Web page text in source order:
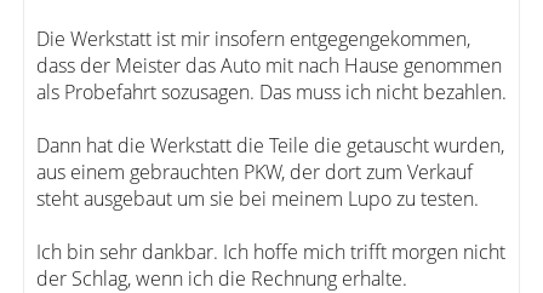
Die Werkstatt ist mir insofern entgegengekommen,
dass der Meister das Auto mit nach Hause genommen
als Probefahrt sozusagen. Das muss ich nicht bezahlen.
Dann hat die Werkstatt die Teile die getauscht wurden,
aus einem gebrauchten PKW, der dort zum Verkauf
steht ausgebaut um sie bei meinem Lupo zu testen.
Ich bin sehr dankbar. Ich hoffe mich trifft morgen nicht
der Schlag, wenn ich die Rechnung erhalte.